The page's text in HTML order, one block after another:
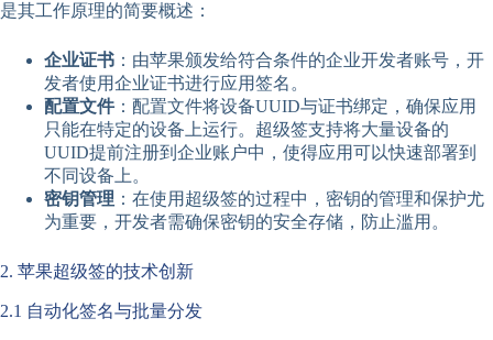
是其工作原理的简要概述：
企业证书 ：由苹果颁发给符合条件的企业开发者账号，开
发者使用企业证书进行应用签名。
配置文件：配置文件将设备UUID与证书绑定，确保应用
只能在特定的设备上运行。超级签支持将大量设备的
UUID提前注册到企业账户中，使得应用可以快速部署到
不同设备上。
密钥管理 ：在使用超级签的过程中，密钥的管理和保护尤
为重要，开发者需确保密钥的安全存储，防止滥用。
2. 苹果超级签的技术创新
2.1 自动化签名与批量分发